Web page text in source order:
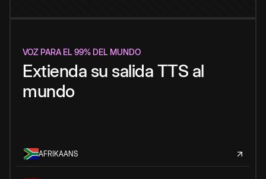
VOZ PARA EL 99% DEL MUNDO
Extienda su salida TTS al
mundo
AFRIKAANS